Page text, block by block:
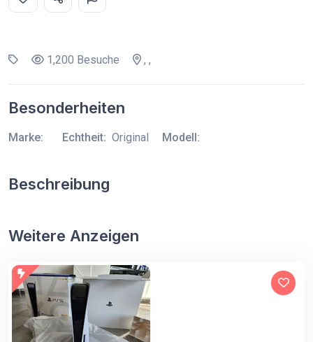
1,200 Besuche , ,
Besonderheiten
Marke: Echtheit: Original Modell:
Beschreibung
Weitere Anzeigen